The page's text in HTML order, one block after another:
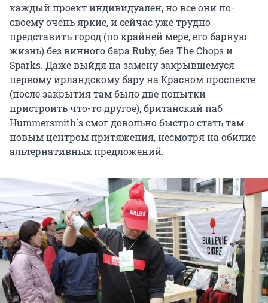
каждый проект индивидуален, но все они по-
своему очень яркие, и сейчас уже трудно
представить город (по крайней мере, его барную
жизнь) без винного бара Ruby, без The Chops и
Sparks. Даже выйдя на замену закрывшемуся
первому ирландскому бару на Красном проспекте
(после закрытия там было две попытки
пристроить что-то другое), британский паб
Hummersmith`s смог довольно быстро стать там
новым центром притяжения, несмотря на обилие
альтернативных предложений.